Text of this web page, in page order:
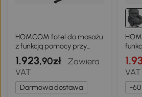
HOMCOM fotel do masażu
z funkcją pomocy przy
wstawaniu fotel
relaksacyjny z funkcją
ogrzewania regulowany
kąt nachylenia USB pilot
plusz krótkowłosy szary 80
1.923,90zł
Zawiera
VAT
Darmowa dostawa
fotel
VAT
-60